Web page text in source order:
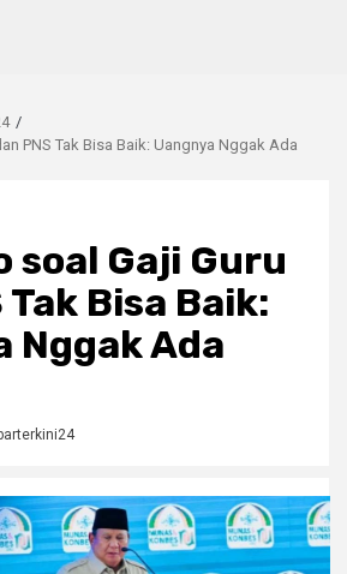
PNS Tak Bisa Baik: Uangnya Nggak Ada
soal Gaji Guru
Tak Bisa Baik:
Nggak Ada